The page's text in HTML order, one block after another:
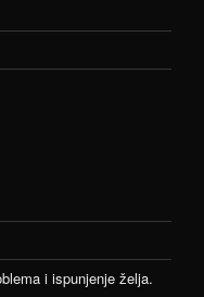
i ispunjenje želja.